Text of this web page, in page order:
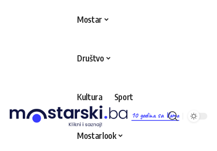
10 godina sa Vama
Mostar
Društvo
Kultura Sport
Mostarlook